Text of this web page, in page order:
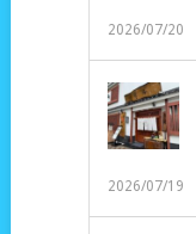
2026/07/20
2026/07/19